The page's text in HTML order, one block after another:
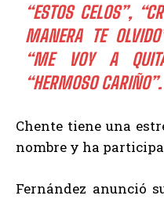
“ESTOS CELOS”,
MANERA TE
“ME VOY A
“HERMOSO CARIÑO”.
Chente tiene una
nombre y ha
Fernández anunció